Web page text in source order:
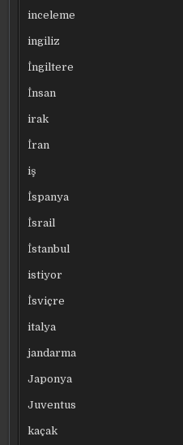
inceleme
ingiliz
İngiltere
İnsan
irak
İran
iş
İspanya
İsrail
İstanbul
istiyor
İsviçre
italya
jandarma
Japonya
Juventus
kaçak